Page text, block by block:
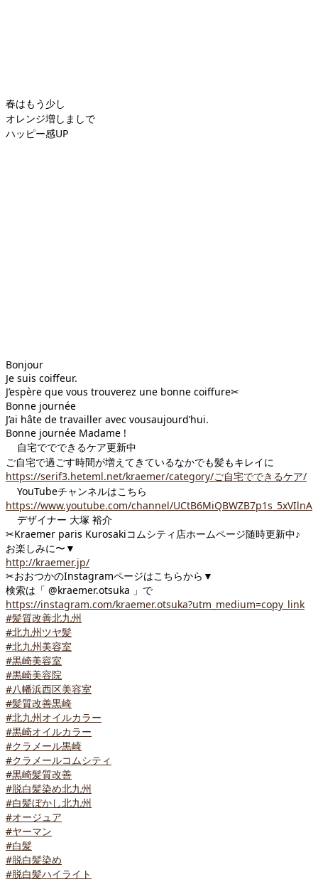
春はもう少し
オレンジ増しましで
ハッピー感UP
Bonjour
Je suis coiffeur.
J’espère que vous trouverez une bonne coiffure✂︎
Bonne journée
J’ai hâte de travailler avec vousaujourd’hui.
Bonne journée Madame !
自宅ででできるケア更新中
ご自宅で過ごす時間が増えてきているなかでも髪もキレイに
https://serif3.heteml.net/kraemer/category/ご自宅でできるケア/
YouTubeチャンネルはこちら
https://www.youtube.com/channel/UCtB6MiQBWZB7p1s_5xVIlnA
デザイナー 大塚 裕介
✂︎Kraemer paris Kurosakiコムシティ店ホームページ随時更新中♪
お楽しみに〜▼
http://kraemer.jp/
✂︎おおつかのInstagramページはこちらから▼
検索は「 @kraemer.otsuka 」で
https://instagram.com/kraemer.otsuka?utm_medium=copy_link
#髪質改善北九州
#北九州ツヤ髪
#北九州美容室
#黒崎美容室
#黒崎美容院
#八幡浜西区美容室
#髪質改善黒崎
#北九州オイルカラー
#黒崎オイルカラー
#クラメール黒崎
#クラメールコムシティ
#黒崎髪質改善
#脱白髪染め北九州
#白髪ぼかし北九州
#オージュア
#ヤーマン
#白髪
#脱白髪染め
#脱白髪ハイライト